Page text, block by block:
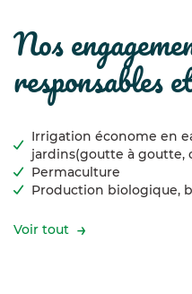
nos engagements éco-
responsables
Irrigation économe en
jardins(goutte à goutte,
Permaculture
Production biologique,
Voir tout